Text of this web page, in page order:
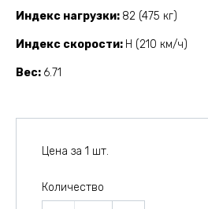
Индекс нагрузки 82 (475 кг)
Индекс скорости H (210 км/ч)
Вес 6.71
Цена за 1 шт.
Количество